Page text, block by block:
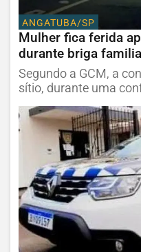
ANGATUBA/SP
Mulher fica ferida
durante briga
Segundo a GCM, a
sítio, durante uma